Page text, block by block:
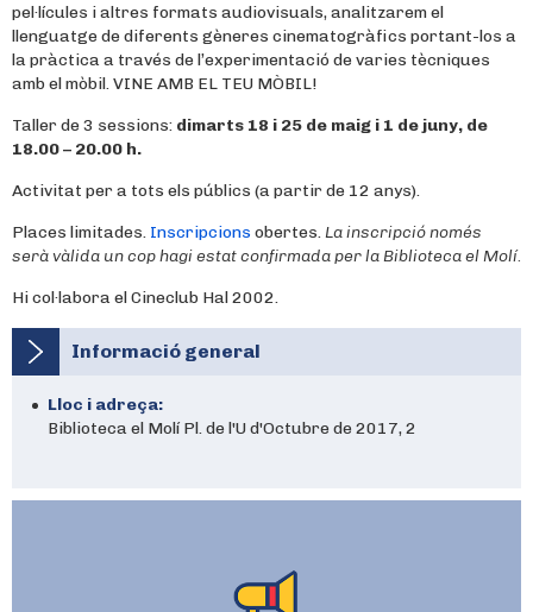
pel·lícules i altres formats audiovisuals, analitzarem el
llenguatge de diferents gèneres cinematogràfics portant-los a
la pràctica a través de l’experimentació de varies tècniques
amb el mòbil. VINE AMB EL TEU MÒBIL!
Taller de 3 sessions: dimarts 18 i 25 de maig i 1 de juny, de
18.00 – 20.00 h.
Activitat per a tots els públics (a partir de 12 anys).
Places limitades. Inscripcions obertes.La inscripció només
serà vàlida un cop hagi estat confirmada per la Biblioteca el Molí.
Hi col·labora el Cineclub Hal 2002.
Informació general
Lloc i adreça:
Biblioteca el Molí Pl. de l'U d'Octubre de 2017, 2